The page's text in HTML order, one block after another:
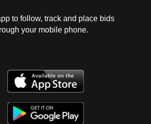
to follow, track and place bids
your mobile phone.